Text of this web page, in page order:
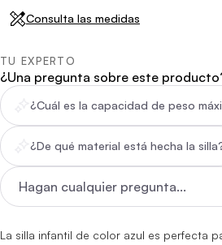
Consulta las medidas
TU EXPERTO
¿Una pregunta sobre este
¿Cuál es la capacidad de peso
¿De qué material está hecha la
La silla infantil de color azul es perfecta